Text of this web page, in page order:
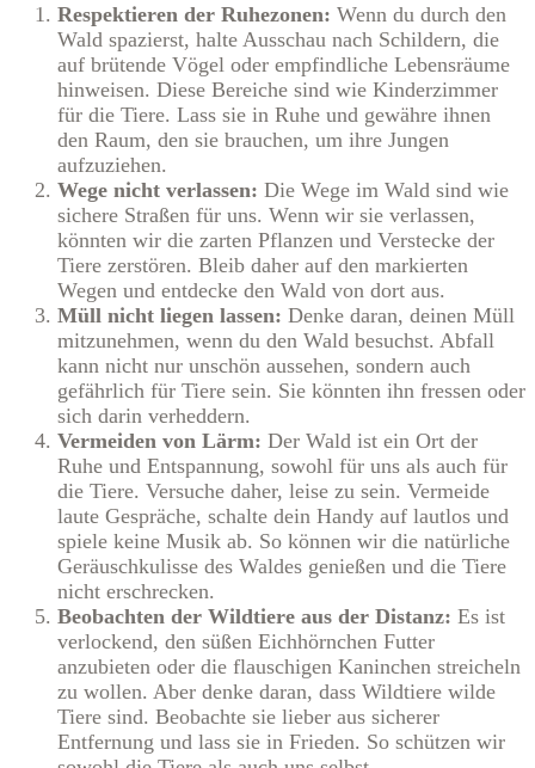
Respektieren der Ruhezonen: Wenn du durch den
Wald spazierst, halte Ausschau nach Schildern, die
auf brütende Vögel oder empfindliche Lebensräume
hinweisen. Diese Bereiche sind wie Kinderzimmer
für die Tiere. Lass sie in Ruhe und gewähre ihnen
den Raum, den sie brauchen, um ihre Jungen
aufzuziehen.
Wege nicht verlassen: Die Wege im Wald sind wie
sichere Straßen für uns. Wenn wir sie verlassen,
könnten wir die zarten Pflanzen und Verstecke der
Tiere zerstören. Bleib daher auf den markierten
Wegen und entdecke den Wald von dort aus.
Müll nicht liegen lassen: Denke daran, deinen Müll
mitzunehmen, wenn du den Wald besuchst. Abfall
kann nicht nur unschön aussehen, sondern auch
gefährlich für Tiere sein. Sie könnten ihn fressen oder
sich darin verheddern.
Vermeiden von Lärm: Der Wald ist ein Ort der
Ruhe und Entspannung, sowohl für uns als auch für
die Tiere. Versuche daher, leise zu sein. Vermeide
laute Gespräche, schalte dein Handy auf lautlos und
spiele keine Musik ab. So können wir die natürliche
Geräuschkulisse des Waldes genießen und die Tiere
nicht erschrecken.
Beobachten der Wildtiere aus der Distanz: Es ist
verlockend, den süßen Eichhörnchen Futter
anzubieten oder die flauschigen Kaninchen streicheln
zu wollen. Aber denke daran, dass Wildtiere wilde
Tiere sind. Beobachte sie lieber aus sicherer
Entfernung und lass sie in Frieden. So schützen wir